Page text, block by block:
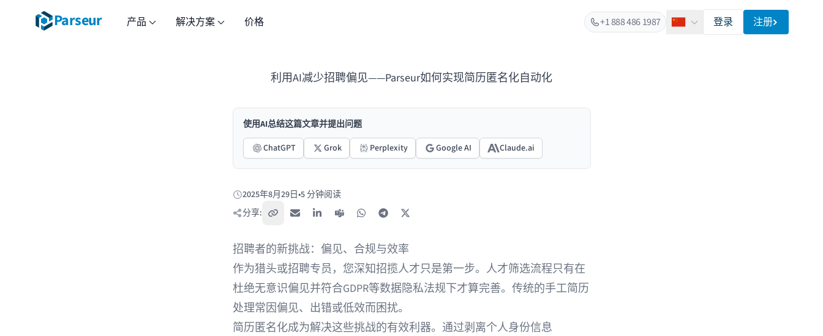
Parseur 产品 解决方案 价格 +1 888 486 1987 简体中文登录 注册
利用AI减少招聘偏见——Parseur如何实现简历匿名化自动化
使用AI总结这篇文章并提出问题
ChatGPT
Grok Perplexity Google AI Claude.ai
发布于:
2025年8月29日•5 分钟阅读
分享:
复制链接电子邮件LinkedInTeams WhatsAppTelegram
招聘者的新挑战：偏见、合规与效率
作为猎头或招聘专员，您深知招揽人才只是第一步。人才筛选流程只有在
杜绝无意识偏见并符合GDPR等数据隐私法规下才算完善。传统的手工简历
处理常因偏见、出错或低效而困扰。
简历匿名化成为解决这些挑战的有效利器。通过剥离个人身份信息